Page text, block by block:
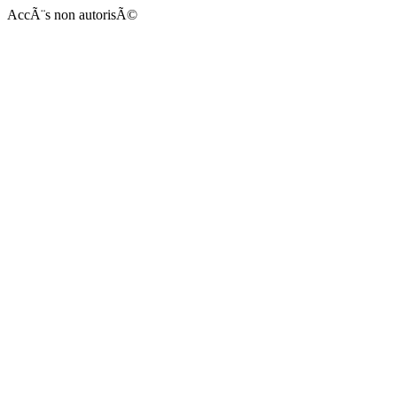
AccÃ¨s non autorisÃ©